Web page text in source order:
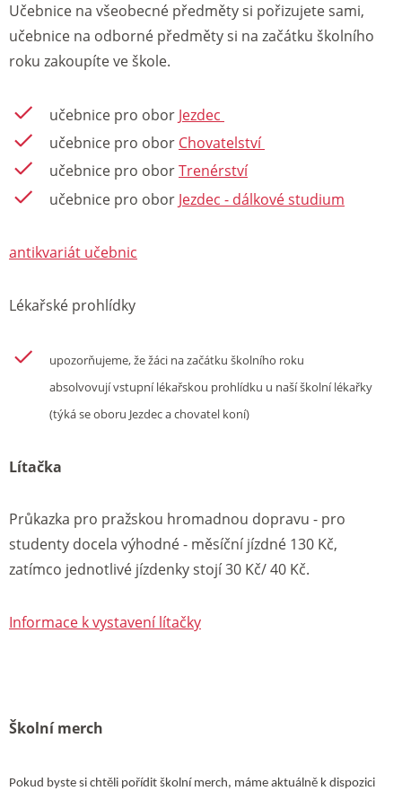
Učebnice na všeobecné předměty si pořizujete sami,
učebnice na odborné předměty si na začátku školního
roku zakoupíte ve škole.
učebnice pro obor Jezdec
učebnice pro obor Chovatelství
učebnice pro oborTrenérství
učebnice pro obor Jezdec - dálkové studium
antikvariát učebnic
Lékařské prohlídky
upozorňujeme, že žáci na začátku školního roku
absolvovují vstupní lékařskou prohlídku u naší školní lékařky
(týká se oboru Jezdec a chovatel koní)
Lítačka
Průkazka pro pražskou hromadnou dopravu - pro
studenty docela výhodné - měsíční jízdné 130 Kč,
zatímco jednotlivé jízdenky stojí 30 Kč/ 40 Kč.
Informace k vystavení lítačky
Školní merch
Pokud byste si chtěli pořídit školní merch, máme aktuálně k dispozici